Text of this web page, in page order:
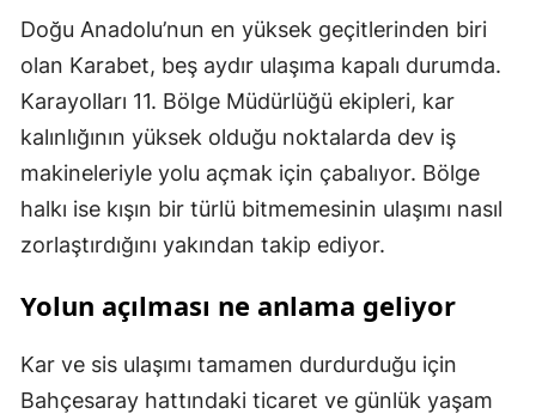
Doğu Anadolu’nun en yüksek geçitlerinden biri
olan Karabet, beş aydır ulaşıma kapalı durumda.
Karayolları 11. Bölge Müdürlüğü ekipleri, kar
kalınlığının yüksek olduğu noktalarda dev iş
makineleriyle yolu açmak için çabalıyor. Bölge
halkı ise kışın bir türlü bitmemesinin ulaşımı nasıl
zorlaştırdığını yakından takip ediyor.
Yolun açılması ne anlama geliyor
Kar ve sis ulaşımı tamamen durdurduğu için
Bahçesaray hattındaki ticaret ve günlük yaşam